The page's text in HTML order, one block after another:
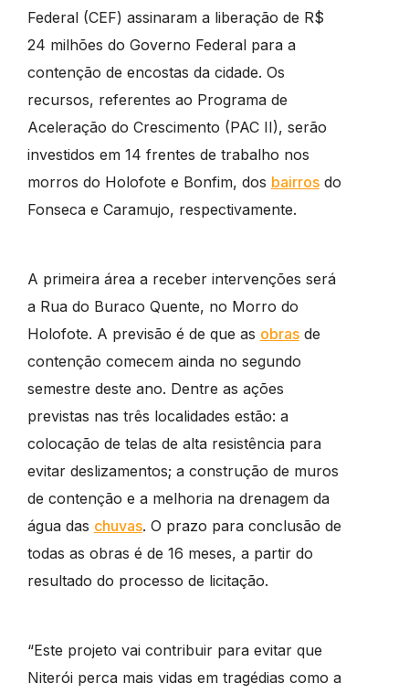
Federal (CEF) assinaram a liberação de R$
24 milhões do Governo Federal para a
contenção de encostas da cidade. Os
recursos, referentes ao Programa de
Aceleração do Crescimento (PAC II), serão
investidos em 14 frentes de trabalho nos
morros do Holofote e Bonfim, dos bairrosdo
Fonseca e Caramujo, respectivamente.
A primeira área a receber intervenções será
a Rua do Buraco Quente, no Morro do
Holofote. A previsão é de que as obrasde
contenção comecem ainda no segundo
semestre deste ano. Dentre as ações
previstas nas três localidades estão: a
colocação de telas de alta resistência para
evitar deslizamentos; a construção de muros
de contenção e a melhoria na drenagem da
água das chuvas. O prazo para conclusão de
todas as obras é de 16 meses, a partir do
resultado do processo de licitação.
“Este projeto vai contribuir para evitar que
Niterói perca mais vidas em tragédias como a